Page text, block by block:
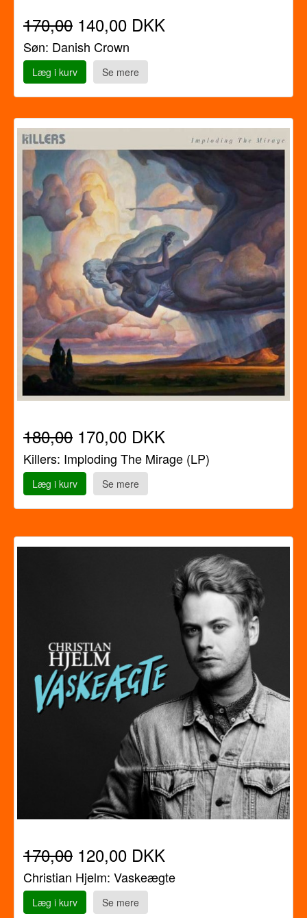
170,00 140,00 DKK
Søn: Danish Crown
Læg i kurv Se mere
180,00 170,00 DKK
Killers: Imploding The Mirage (LP)
Læg i kurv Se mere
170,00 120,00 DKK
Christian Hjelm: Vaskeægte
Læg i kurv Se mere